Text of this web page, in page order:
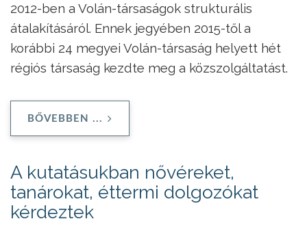
2012-ben a Volán-társaságok strukturális
átalakításáról. Ennek jegyében 2015-től a
korábbi 24 megyei Volán-társaság helyett hét
régiós társaság kezdte meg a közszolgáltatást.
BŐVEBBEN ...
A kutatásukban nővéreket,
tanárokat, éttermi dolgozókat
kérdeztek